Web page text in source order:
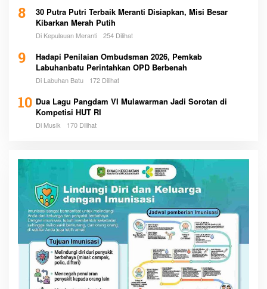
8
30 Putra Putri Terbaik Meranti Disiapkan, Misi Besar
Kibarkan Merah Putih
Di Kepulauan Meranti 254 Dilihat
9
Hadapi Penilaian Ombudsman 2026, Pemkab
Labuhanbatu Perintahkan OPD Berbenah
Di Labuhan Batu 172 Dilihat
10 Dua Lagu Pangdam VI Mulawarman Jadi Sorotan di
Kompetisi HUT RI
Di Musik 170 Dilihat